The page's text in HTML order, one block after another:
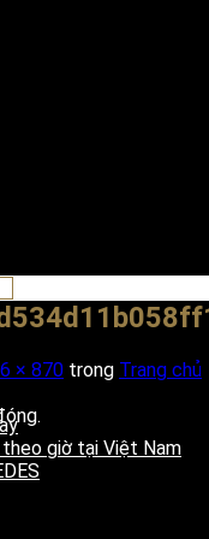
giờ tại Việt Nam
× 870 trong Trang chủ